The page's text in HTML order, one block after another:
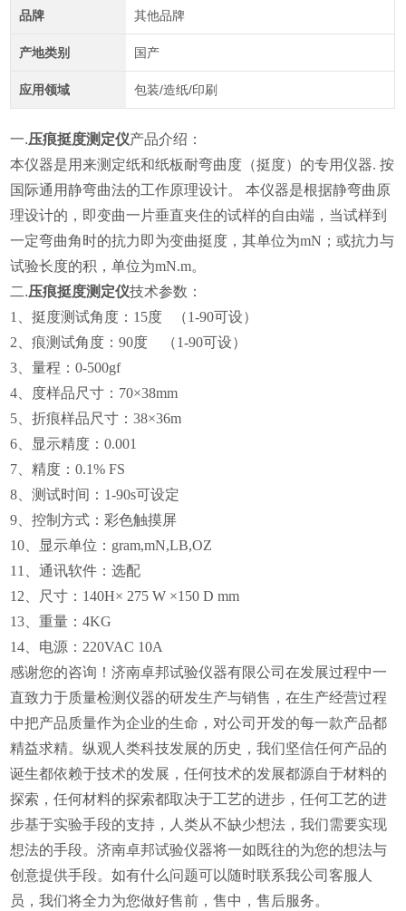
品牌 其他品牌
产地类别 国产
应用领域 包装/造纸/印刷
一.压痕挺度测定仪产品介绍：
本仪器是用来测定纸和纸板耐弯曲度（挺度）的专用仪器. 按
国际通用静弯曲法的工作原理设计。 本仪器是根据静弯曲原
理设计的，即变曲一片垂直夹住的试样的自由端，当试样到
一定弯曲角时的抗力即为变曲挺度，其单位为mN；或抗力与
试验长度的积，单位为mN.m。
二.压痕挺度测定仪技术参数：
1、挺度测试角度：15度
（1-90可设）
2、痕测试角度：90度
（1-90可设）
3、量程：0-500gf
4、
度样品尺寸：70×38mm
5、折痕样品尺寸：38×36m
6、
显示精度：0.001
7、精度：0.1% FS
8、测试时间： 1-90s可设定
9、控制方式：彩色触摸屏
10、
显示单位：gram,mN,LB,OZ
11、通讯软件：选配
12、
尺寸：140H× 275 W ×150 D mm
13、重量：4KG
14、 电源：220VAC 10A
感谢您的咨询！济南卓邦试验仪器有限公司在发展过程中一
直致力于质量检测仪器的研发生产与销售，在生产经营过程
中把产品质量作为企业的生命，对公司开发的每一款产品都
精益求精。纵观人类科技发展的历史，我们坚信任何产品的
诞生都依赖于技术的发展，任何技术的发展都源自于材料的
探索，任何材料的探索都取决于工艺的进步，任何工艺的进
步基于实验手段的支持，人类从不缺少想法，我们需要实现
想法的手段。济南卓邦试验仪器将一如既往的为您的想法与
创意提供手段。如有什么问题可以随时联系我公司客服人
员，我们将全力为您做好售前，售中，售后服务。